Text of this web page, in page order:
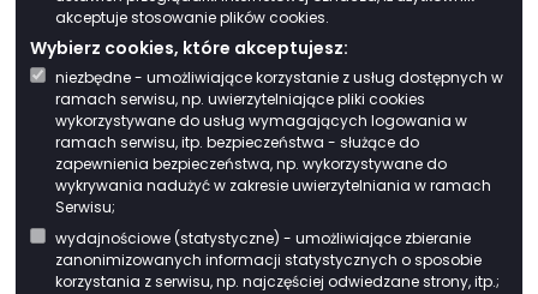
akceptuje stosowanie plików cookies.
Wybierz cookies, które akceptujesz:
niezbędne - umożliwiające korzystanie z usług dostępnych w
ramach serwisu, np. uwierzytelniające pliki cookies
wykorzystywane do usług wymagających logowania w
ramach serwisu, itp. bezpieczeństwa - służące do
zapewnienia bezpieczeństwa, np. wykorzystywane do
wykrywania nadużyć w zakresie uwierzytelniania w ramach
Serwisu;
wydajnościowe (statystyczne) - umożliwiające zbieranie
zanonimizowanych informacji statystycznych o sposobie
korzystania z serwisu, np. najczęściej odwiedzane strony, itp.;
PODLASKA UCHWAŁA NR VIII/54/2024 RADY
GMINY BIAŁA PODLASKA z dnia 26 listopada
2024 r. w sprawie określenia metody
ustalenia opłaty za gospodarowanie
odpadami komunalnymi oraz ustalenia stawki
opłaty,
UCHWAŁA NR VIII 55 2024 RADY GMINY BIAŁA
PODLASKA UCHWAŁA NR VIII/55/2024 RADY
GMINY BIAŁA PODLASKA z dnia 26 listopada
2024 r. w sprawie zwolnienia w części z opłaty
za gospodarowanie odpadami komunalnymi.